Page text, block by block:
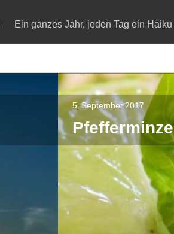
Ein ganzes Jahr, jeden Tag ein Haiku
5. September 2017
Pfefferminze